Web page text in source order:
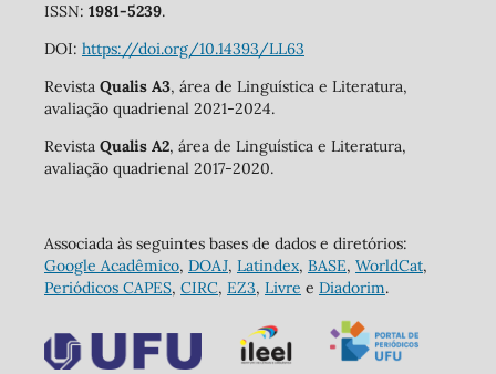
ISSN: 1981-5239.
DOI: https://doi.org/10.14393/LL63
Revista Qualis A3, área de Linguística e Literatura,
avaliação quadrienal 2021-2024.
Revista Qualis A2, área de Linguística e Literatura,
avaliação quadrienal 2017-2020.
Associada às seguintes bases de dados e diretórios:
Google Acadêmico, DOAJ, Latindex, BASE, WorldCat,
Periódicos CAPES, CIRC, EZ3, Livre e Diadorim.